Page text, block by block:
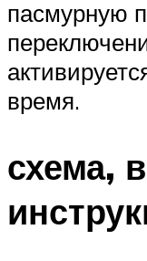
пасмурную
время.
схема,